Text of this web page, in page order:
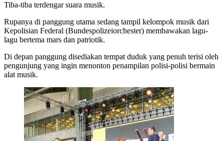
Tiba-tiba terdengar suara musik.
Rupanya di panggung utama sedang tampil kelompok musik dari
Kepolisian Federal (Bundespolizeiorchester) membawakan lagu-
lagu bertema mars dan patriotik.
Di depan panggung disediakan tempat duduk yang penuh terisi oleh
pengunjung yang ingin menonton penampilan polisi-polisi bermain
alat musik.